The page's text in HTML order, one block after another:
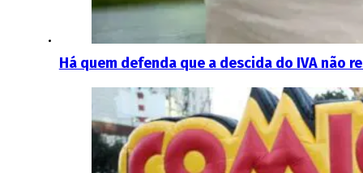
Há quem defenda que a descida do IVA não